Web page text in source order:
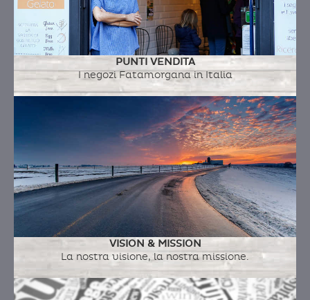
PUNTI VENDITA
I negozi Fatamorgana in Italia
VISION & MISSION
La nostra visione, la nostra missione.